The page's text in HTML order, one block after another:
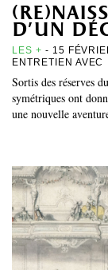
d’un
LES + - 15
ENTRETIEN AVEC
Sortis des réserves
symétriques ont
une nouvelle